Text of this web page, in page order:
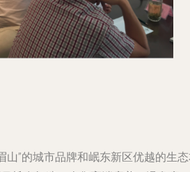
山”的城市品牌和岷东新区优越的生